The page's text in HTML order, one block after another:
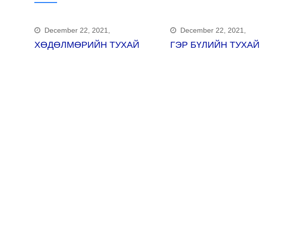
December 22, 2021,
ХӨДӨЛМӨРИЙН ТУХАЙ
December 22, 2021,
ГЭР БҮЛИЙН ТУХАЙ